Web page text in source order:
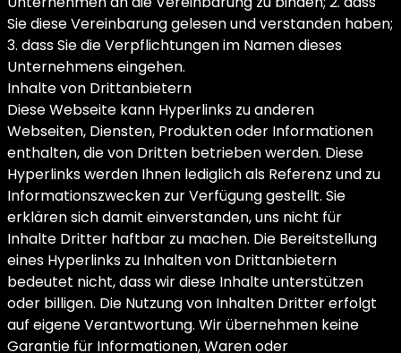
Sie diese Vereinbarung gelesen und verstanden haben;
3. dass Sie die Verpflichtungen im Namen dieses
Unternehmens eingehen.
Inhalte von Drittanbietern
Diese Webseite kann Hyperlinks zu anderen
Webseiten, Diensten, Produkten oder Informationen
enthalten, die von Dritten betrieben werden. Diese
Hyperlinks werden Ihnen lediglich als Referenz und zu
Informationszwecken zur Verfügung gestellt. Sie
erklären sich damit einverstanden, uns nicht für
Inhalte Dritter haftbar zu machen. Die Bereitstellung
eines Hyperlinks zu Inhalten von Drittanbietern
bedeutet nicht, dass wir diese Inhalte unterstützen
oder billigen. Die Nutzung von Inhalten Dritter erfolgt
auf eigene Verantwortung. Wir übernehmen keine
Garantie für Informationen, Waren oder